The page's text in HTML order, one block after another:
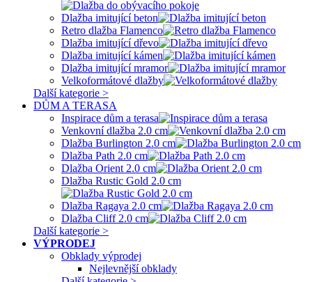
Dlažba imitující beton
Retro dlažba Flamenco
Dlažba imitující dřevo
Dlažba imitující kámen
Dlažba imitující mramor
Velkoformátové dlažby
Další kategorie >
DŮM A TERASA
Inspirace dům a terasa
Venkovní dlažba 2.0 cm
Dlažba Burlington 2.0 cm
Dlažba Path 2.0 cm
Dlažba Orient 2.0 cm
Dlažba Rustic Gold 2.0 cm
Dlažba Ragaya 2.0 cm
Dlažba Cliff 2.0 cm
Další kategorie >
VÝPRODEJ
Obklady výprodej
Nejlevnější obklady